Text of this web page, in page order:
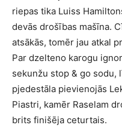
riepas tika Luiss
devās drošības mašīna.
atsākās, tomēr jau atkal
Par dzelteno karogu
sekunžu stop & go sodu,
pjedestāla pievienojās
Piastri, kamēr Raselam
brits finišēja ceturtais.